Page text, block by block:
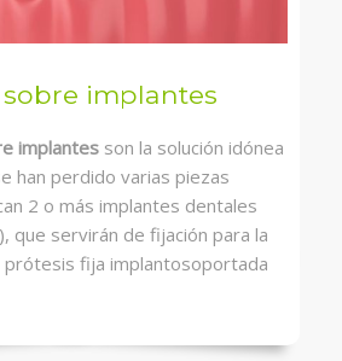
implantes
implantes son la solución idónea
han perdido varias piezas
2 o más implantes dentales
que servirán de fijación para la
prótesis fija implantosoportada